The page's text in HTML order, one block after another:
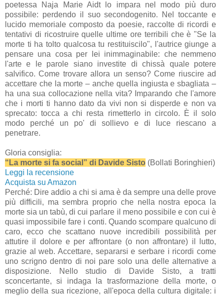
poetessa Naja Marie Aidt lo impara nel modo più duro
possibile: perdendo il suo secondogenito. Nel toccante e
lucido memoriale composto da poesie, raccolte di ricordi e
tentativi di ricostruire quelle ultime ore terribili che è "Se la
morte ti ha tolto qualcosa tu restituiscilo", l'autrice giunge a
pensare una cosa per lei inimmaginabile: che nemmeno
l'arte e le parole siano investite di chissà quale potere
salvifico. Come trovare allora un senso? Come riuscire ad
accettare che la morte – anche quella ingiusta e sbagliata –
ha una sua collocazione nella vita? Imparando che l'amore
che i morti ti hanno dato da vivi non si disperde e non va
sprecato: tocca a chi resta rimetterlo in circolo. È il solo
modo perché un po' di sollievo e di luce riescano a
penetrare.
Gloria consiglia:
“La morte si fa social” di Davide Sisto (Bollati Boringhieri)
Leggi la recensione
Acquista su Amazon
Perché: Dire addio a chi si ama è da sempre una delle prove
più difficili, ma sembra proprio che nella nostra epoca la
morte sia un tabù, di cui parlare il meno possibile e con cui è
quasi impossibile fare i conti. Quando scompare qualcuno di
caro, ecco che scattano nuove incredibili possibilità per
attutire il dolore e per affrontare (o non affrontare) il lutto,
grazie al web. Accettare, separarsi e serbare i ricordi come
uno scrigno dentro di noi pare solo una delle alternative a
disposizione. Nello studio di Davide Sisto, a tratti
sconcertante, si indaga la trasformazione della morte, o
meglio della sua ricezione, all'epoca della cultura digitale: i